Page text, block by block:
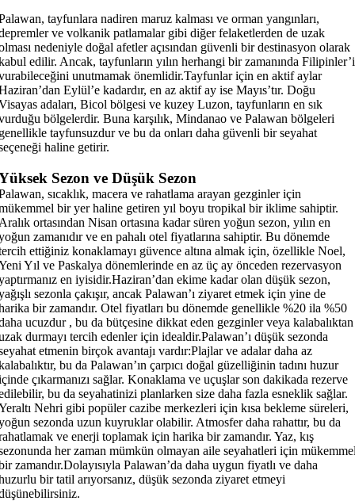
tayfunlara nadiren maruz kalması ve orman yangınları,
ve volkanik patlamalar gibi diğer felaketlerden de uzak
nedeniyle doğal afetler açısından güvenli bir destinasyon olarak
edilir. Ancak, tayfunların yılın herhangi bir zamanında Filipinler’i
unutmamak önemlidir.Tayfunlar için en aktif aylar
Eylül’e kadardır, en az aktif ay ise Mayıs’tır. Doğu
adaları, Bicol bölgesi ve kuzey Luzon, tayfunların en sık
bölgelerdir. Buna karşılık, Mindanao ve Palawan bölgeleri
tayfunsuzdur ve bu da onları daha güvenli bir seyahat
haline getirir.
Sezon ve Düşük Sezon
sıcaklık, macera ve rahatlama arayan gezginler için
bir yer haline getiren yıl boyu tropikal bir iklime sahiptir.
ortasından Nisan ortasına kadar süren yoğun sezon, yılın en
zamanıdır ve en pahalı otel fiyatlarına sahiptir. Bu dönemde
ettiğiniz konaklamayı güvence altına almak için, özellikle Noel,
Yıl ve Paskalya dönemlerinde en az üç ay önceden rezervasyon
en iyisidir.Haziran’dan ekime kadar olan düşük sezon,
sezonla çakışır, ancak Palawan’ı ziyaret etmek için yine de
bir zamandır. Otel fiyatları bu dönemde genellikle %20 ila %50
ucuzdur , bu da bütçesine dikkat eden gezginler veya kalabalıktan
durmayı tercih edenler için idealdir.Palawan’ı düşük sezonda
etmenin birçok avantajı vardır:Plajlar ve adalar daha az
bu da Palawan’ın çarpıcı doğal güzelliğinin tadını huzur
çıkarmanızı sağlar. Konaklama ve uçuşlar son dakikada rezerve
bu da seyahatinizi planlarken size daha fazla esneklik sağlar.
Nehri gibi popüler cazibe merkezleri için kısa bekleme süreleri,
sezonda uzun kuyruklar olabilir. Atmosfer daha rahattır, bu da
ve enerji toplamak için harika bir zamandır. Yaz, kış
her zaman mümkün olmayan aile seyahatleri için
zamandır.Dolayısıyla Palawan’da daha uygun fiyatlı ve daha
bir tatil arıyorsanız, düşük sezonda ziyaret etmeyi